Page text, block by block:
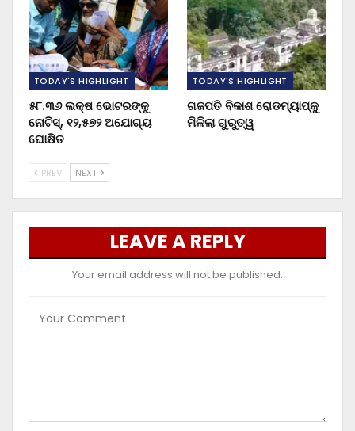
TODAY'S HIGHLIGHT
୫୮.୩୬ ଲକ୍ଷ ଭୋଟରଙ୍କୁ
ନୋଟିସ୍‌, ୧୨,୫୭୨ ଅଯୋଗ୍ୟ
ଘୋଷିତ
TODAY'S HIGHLIGHT
ଗଜପତି ବିକାଶ ରୋଡମ୍ୟାପ୍‌କୁ
ମିଳିଲା ଗୁରୁତ୍ୱ
PREV NEXT
LEAVE A REPLY
Your email address will not be published.